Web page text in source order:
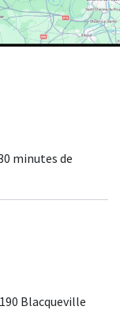
minutes de
Blacqueville